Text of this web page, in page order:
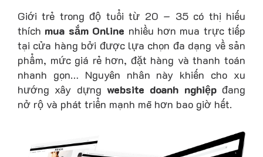
Giới trẻ trong độ tuổi từ 20 – 35 có thị hiếu
thích mua sắm Online nhiều hơn mua trực tiếp
tại cửa hàng bởi được lựa chọn đa dạng về sản
phẩm, mức giá rẻ hơn, đặt hàng và thanh toán
nhanh gọn… Nguyên nhân này khiến cho xu
hướng xây dựng website doanh nghiệpđang
nở rộ và phát triển mạnh mẽ hơn bao giờ hết.